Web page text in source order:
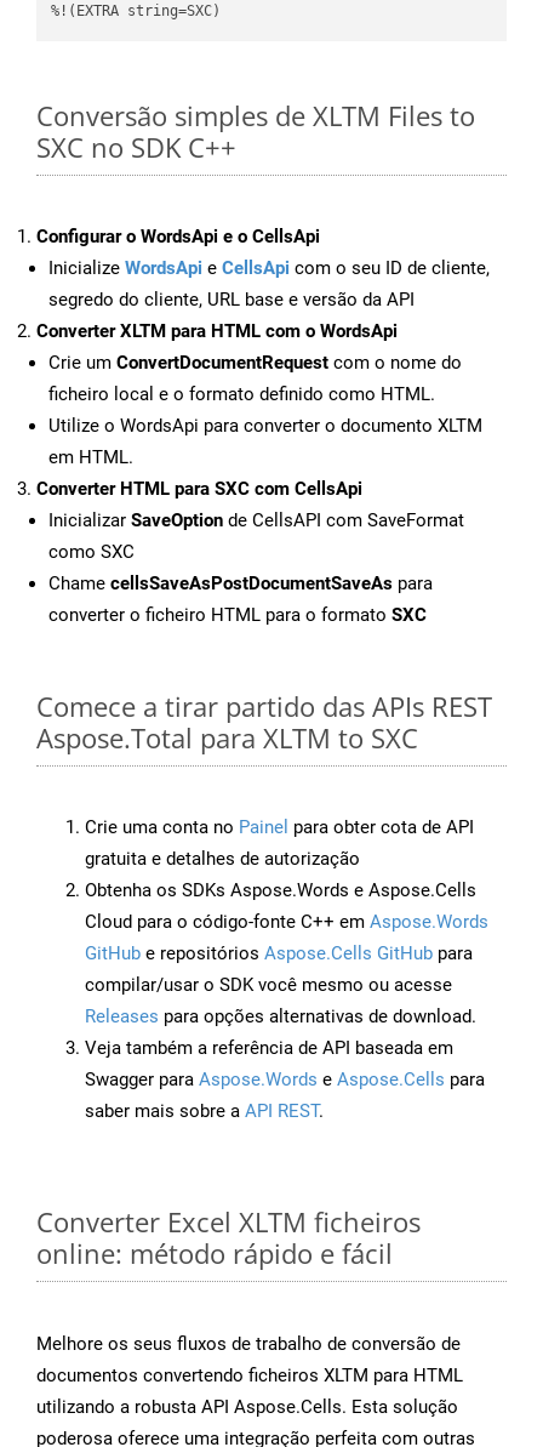
%!(EXTRA string=SXC)
Conversão simples de XLTM Files to
SXC no SDK C++
Configurar o WordsApi e o CellsApi
Inicialize WordsApi e CellsApi com o seu ID de cliente,
segredo do cliente, URL base e versão da API
Converter XLTM para HTML com o WordsApi
Crie um ConvertDocumentRequest com o nome do
ficheiro local e o formato definido como HTML.
Utilize o WordsApi para converter o documento XLTM
em HTML.
Converter HTML para SXC com CellsApi
Inicializar SaveOption de CellsAPI com SaveFormat
como SXC
Chame cellsSaveAsPostDocumentSaveAs para
converter o ficheiro HTML para o formato SXC
Comece a tirar partido das APIs REST
Aspose.Total para XLTM to SXC
Crie uma conta no Painel para obter cota de API
gratuita e detalhes de autorização
Obtenha os SDKs Aspose.Words e Aspose.Cells
Cloud para o código-fonte C++ em Aspose.Words
GitHub e repositórios Aspose.Cells GitHub para
compilar/usar o SDK você mesmo ou acesse
Releases para opções alternativas de download.
Veja também a referência de API baseada em
Swagger para Aspose.Words e Aspose.Cells para
saber mais sobre a API REST.
Converter Excel XLTM ficheiros
online: método rápido e fácil
Melhore os seus fluxos de trabalho de conversão de
documentos convertendo ficheiros XLTM para HTML
utilizando a robusta API Aspose.Cells. Esta solução
poderosa oferece uma integração perfeita com outras